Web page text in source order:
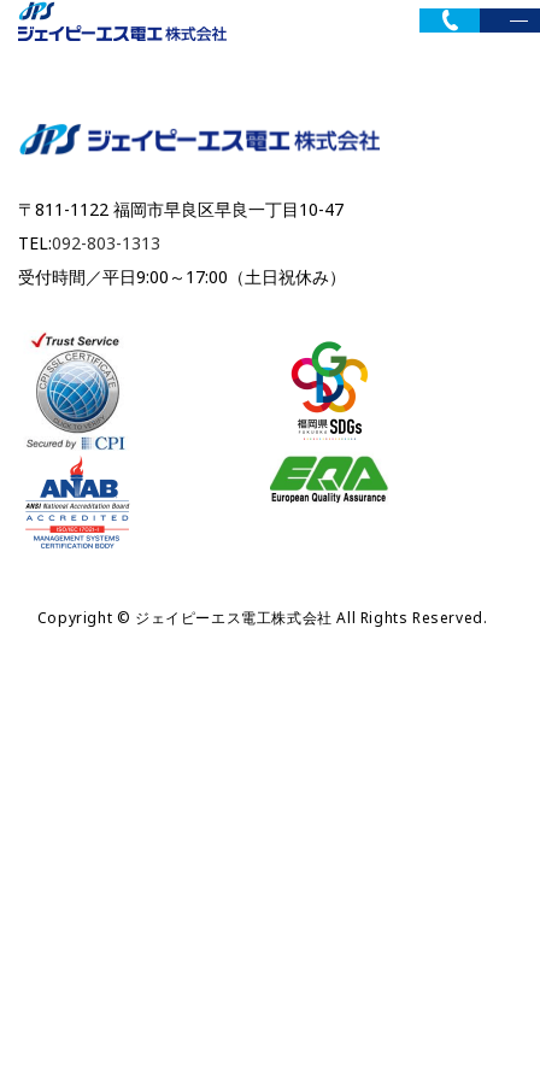
〒811-1122 福岡市早良区早良一丁目10-47
TEL:092-803-1313
受付時間／平日9:00～17:00（土日祝休み）
Copyright © ジェイピーエス電工株式会社 All Rights Reserved.